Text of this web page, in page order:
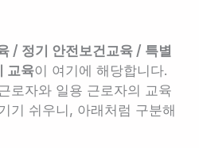
/ 정기 안전보건교육 / 특별
교육이 여기에 해당합니다.
로자와 일용 근로자의 교육
기 쉬우니, 아래처럼 구분해